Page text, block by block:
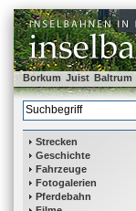
Borkum Juist Baltrum
Strecken
Geschichte
Fahrzeuge
Fotogalerien
Pferdebahn